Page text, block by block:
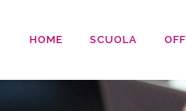
HOME SCUOLA